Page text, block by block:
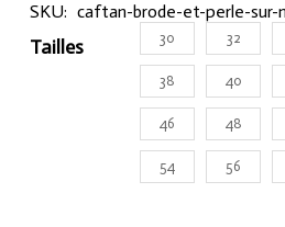
مع قفطان مطرز ومزين
المقاس ليتناسب معك تمامًا.
ملابسك التونسية التقليدية.
تونس والعالم. اطلب الآن على
SKU:
Tailles 30 32
38 40
46 48
54 56